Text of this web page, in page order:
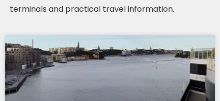
terminals and practical travel information.